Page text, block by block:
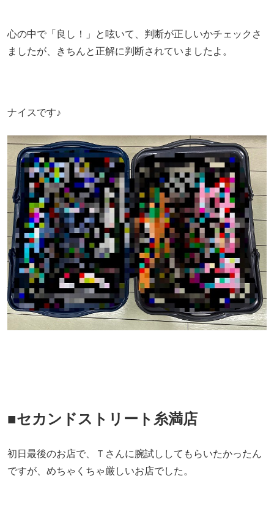
心の中で「良し！」と呟いて、判断が正しいかチェックさ
ましたが、きちんと正解に判断されていましたよ。
ナイスです♪
■セカンドストリート糸満店
初日最後のお店で、Ｔさんに腕試ししてもらいたかったん
ですが、めちゃくちゃ厳しいお店でした。